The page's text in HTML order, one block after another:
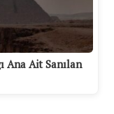
Ana Ait Sanılan